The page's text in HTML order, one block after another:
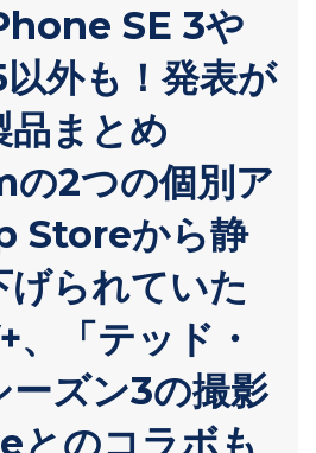
SE 3や
外も！発表が
品まとめ
2つの個別ア
Storeから静
られていた
「テッド・
ーズン3の撮影
とのコラボも